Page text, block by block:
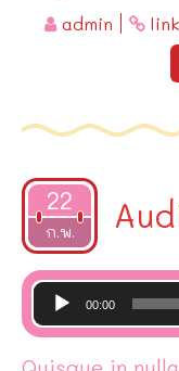
admin link
22
ก.พ.
2015
ตัว
เล่น
00:00